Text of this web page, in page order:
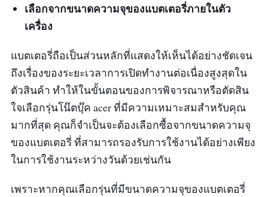
เลือกจากขนาดความจุของแบตเตอรี่ภายในตัว
เครื่อง
แบตเตอรี่ถือเป็นส่วนหลักที่แสดงให้เห็นได้อย่างชัดเจน
ถึงเรื่องของระยะเวลาการเปิดทำงานต่อเนื่องสูงสุดใน
ตัวสินค้า ทำให้ในขั้นตอนของการพิจารณาหรือตัดสิน
ใจเลือกรุ่นโน๊ตบุ๊ค acer ที่มีความเหมาะสมสำหรับคุณ
มากที่สุด คุณก็จำเป็นจะต้องเลือกซื้อจากขนาดความจุ
ของแบตเตอรี่ ที่สามารถรองรับการใช้งานได้อย่างเพียง
ในการใช้งานระหว่างวันด้วยเช่นกัน
เพราะหากคุณเลือกรุ่นที่มีขนาดความจุของแบตเตอรี่